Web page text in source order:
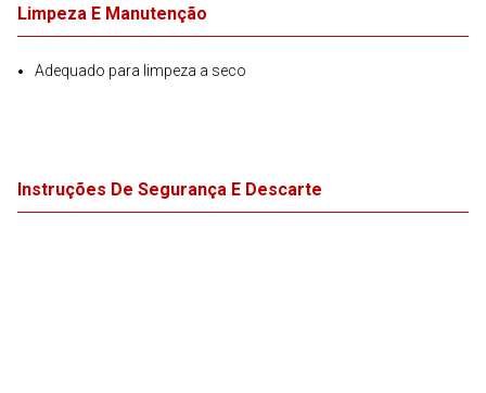
Limpeza E Manutenção
Adequado para limpeza a seco
Instruções De Segurança E Descarte